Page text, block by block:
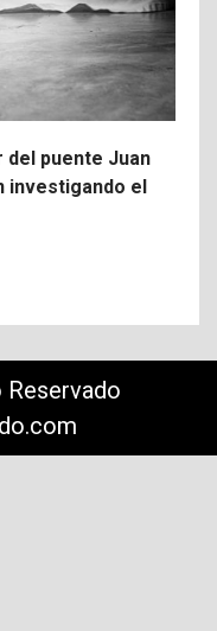
puente Juan
investigando el